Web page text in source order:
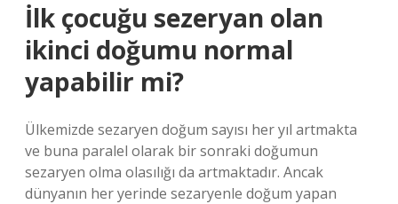
İlk çocuğu sezeryan olan
ikinci doğumu normal
yapabilir mi?
Ülkemizde sezaryen doğum sayısı her yıl artmakta
ve buna paralel olarak bir sonraki doğumun
sezaryen olma olasılığı da artmaktadır. Ancak
dünyanın her yerinde sezaryenle doğum yapan